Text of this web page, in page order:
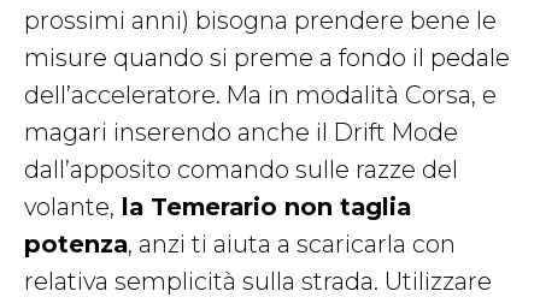
prossimi anni) bisogna prendere bene le
misure quando si preme a fondo il pedale
dell’acceleratore. Ma in modalità Corsa, e
magari inserendo anche il Drift Mode
dall’apposito comando sulle razze del
volante, la Temerario non taglia
potenza, anzi ti aiuta a scaricarla con
relativa semplicità sulla strada. Utilizzare